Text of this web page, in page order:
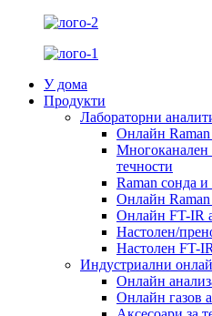
У дома
Продукти
Лабораторни
Онлайн Raman
Многоканален
течности
Raman сонда и
Онлайн Raman
Онлайн FT-IR
Настолен/
Настолен FT-
Индустриални
Онлайн
Онлайн газов